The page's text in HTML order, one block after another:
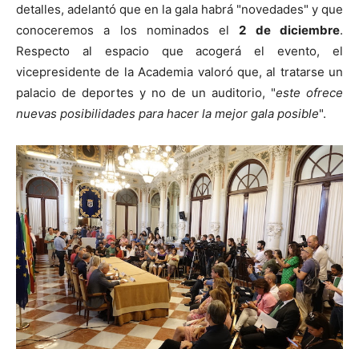
detalles, adelantó que en la gala habrá "novedades" y que
conoceremos a los nominados el2 de diciembre.
Respecto al espacio que acogerá el evento, el
vicepresidente de la Academia valoró que, al tratarse un
palacio de deportes y no de un auditorio, "este ofrece
nuevas posibilidades para hacer la mejor gala posible".